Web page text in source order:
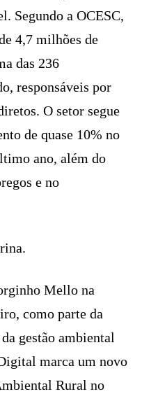
Segundo a OCESC,
4,7 milhões de
das 236
responsáveis por
O setor segue
de quase 10% no
ano, além do
e no
Mello na
como parte da
gestão ambiental
marca um novo
Rural no